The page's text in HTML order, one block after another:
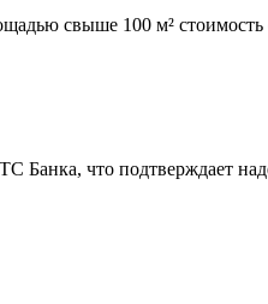
свыше 100 м² стоимость
что подтверждает